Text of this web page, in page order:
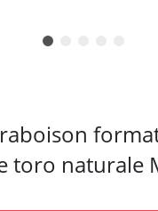
toro naturale